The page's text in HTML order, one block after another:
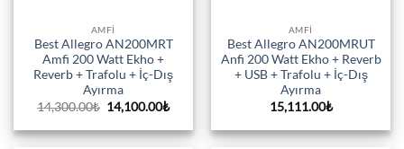
AMFI
Best Allegro AN200MRT
Amfi 200 Watt Ekho +
Reverb + Trafolu + İç-Dış
Ayırma
14,300.00₺ Orijinal
fiyat:
14,300.00₺.
14,100.00₺Şu
fiyat:
14,100.00₺.
AMFI
Best Allegro AN200MRUT
Anfi 200 Watt Ekho + Reverb
+ USB + Trafolu + İç-Dış
Ayırma
15,111.00₺